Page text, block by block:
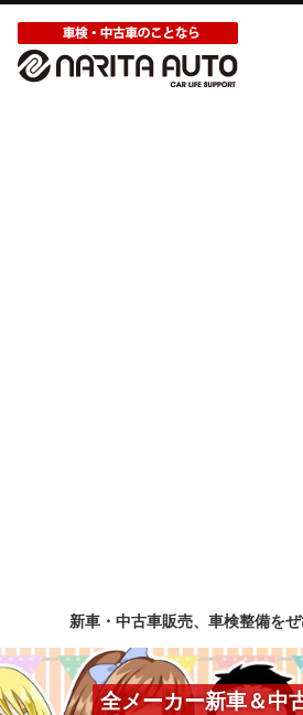
新車・中古車販売、車検整備を
全メーカー新車＆中